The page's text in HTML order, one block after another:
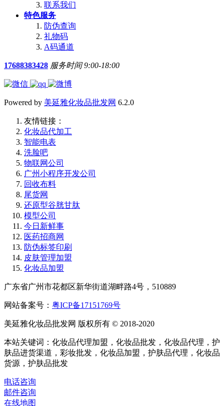
联系我们
特色服务
防伪查询
礼物码
A码通道
17688383428 服务时间 9:00-18:00
Powered by 美延雅化妆品批发网 6.2.0
友情链接：
化妆品代加工
智能电表
洗脸吧
物联网公司
广州小程序开发公司
回收布料
尾货网
还原型谷胱甘肽
模型公司
今日新鲜事
医药招商网
防伪标签印刷
皮肤管理加盟
化妆品加盟
广东省广州市花都区新华街道湖畔路4号，510889
网站备案号： 粤ICP备17151769号
美延雅化妆品批发网 版权所有 © 2018-2020
本站关键词：化妆品代理加盟，化妆品批发，化妆品代理，护
肤品进货渠道，彩妆批发，化妆品加盟，护肤品代理，化妆品
货源，护肤品批发
电话咨询
邮件咨询
在线地图